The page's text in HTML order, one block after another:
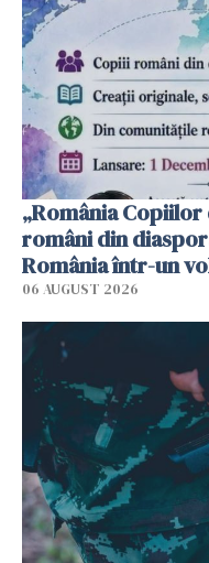
„România
români din
România într-un
06 AUGUST 2026